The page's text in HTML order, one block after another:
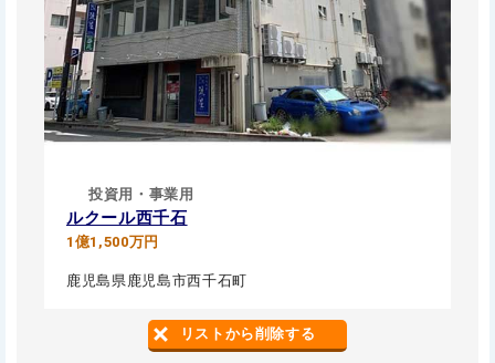
投資用・事業用
ルクール西千石
1億1,500万円
鹿児島県鹿児島市西千石町
リストから削除する